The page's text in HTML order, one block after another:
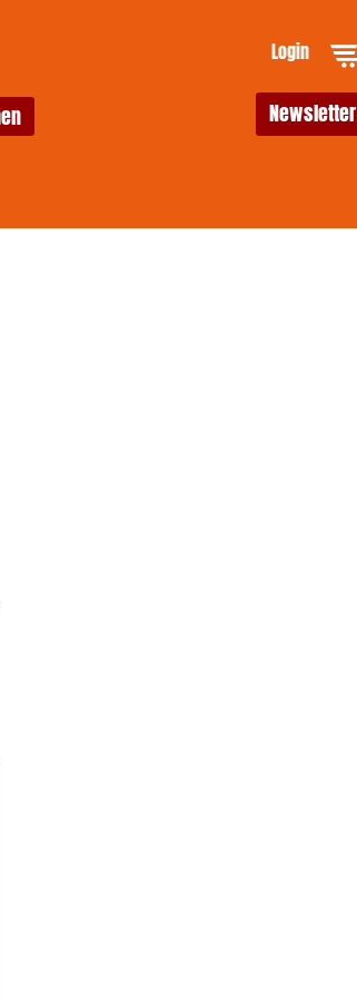
Login
Newsletter